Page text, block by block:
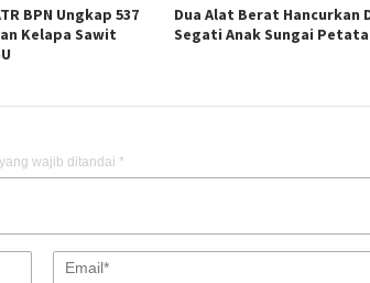
BPN Ungkap 537
Kelapa Sawit
Dua Alat Berat Hancurkan
Segati Anak Sungai
wajib ditandai *